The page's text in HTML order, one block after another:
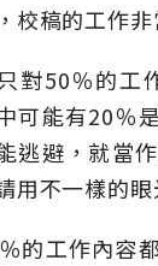
校稿的工作
對50％的工
可能有20％
逃避，就當
用不一樣的
的工作內容